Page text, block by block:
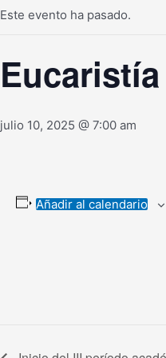
Este evento ha pasado.
julio 10, 2025 @ 7:00 am
Añadir al calendario